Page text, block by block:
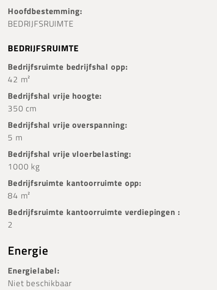
Hoofdbestemming:
BEDRIJFSRUIMTE
BEDRIJFSRUIMTE
Bedrijfsruimte bedrijfshal opp:
42 m²
Bedrijfshal vrije hoogte:
350 cm
Bedrijfshal vrije overspanning:
5 m
Bedrijfshal vrije vloerbelasting:
1000 kg
Bedrijfsruimte kantoorruimte opp:
84 m²
Bedrijfsruimte kantoorruimte verdiepingen :
2
Energie
Energielabel:
Niet beschikbaar